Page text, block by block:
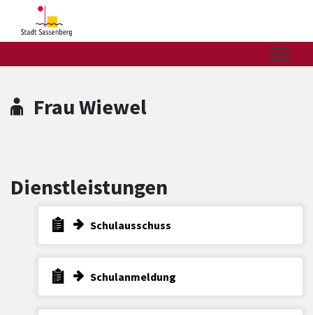
Zum Header
Zum Hauptinhalt
Zum Footer
Zum Hauptinhalt springen
Frau Wiewel
Dienstleistungen
Schulausschuss
Schulanmeldung